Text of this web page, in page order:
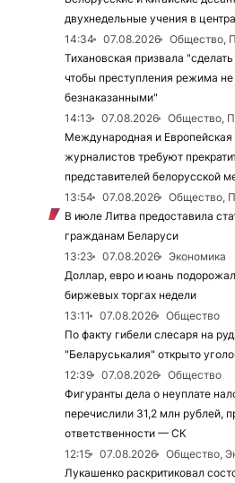
двухнедельные учения в
14:34
07.08.2026
Общество,
Тихановская призвала
чтобы преступления режима не
безнаказанными"
14:13
07.08.2026
Общество,
Международная и
журналистов требуют
представителей белорусской
13:54
07.08.2026
Общество,
В июле Литва предоставила
гражданам Беларуси
13:23
07.08.2026
Экономика
Доллар, евро и юань
биржевых торгах недели
13:11
07.08.2026
Общество
По факту гибели слесаря на
"Беларуськалия" открыто
12:39
07.08.2026
Общество
Фигуранты дела о неуплате
перечислили 31,2 млн рублей,
ответственности — СК
12:15
07.08.2026
Общество,
Лукашенко раскритиковал